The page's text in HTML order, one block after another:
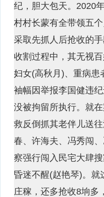
纪，胆大包天。2020
村村长蒙有全带领五
采取先抓人后抢收的
收割过程中，其无视
妇女(高秋月)、重病患
袖幅因举报李国健违
没被拘留所执行。就
救反倒抓其老伴儿送
春、许海夫、冯秀闯
察强行闯入民宅大肆
昏迷不醒(赵艳琴)。
庄稼，还多抢收8垧多